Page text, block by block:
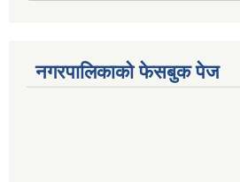
नगरपालिकाको फेसबुक पेज